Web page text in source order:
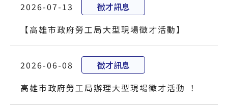
2026-07-13
徵才訊息
【高雄市政府勞工局大型現場徵才活動】
2026-06-08
徵才訊息
高雄市政府勞工局辦理大型現場徵才活動 ！